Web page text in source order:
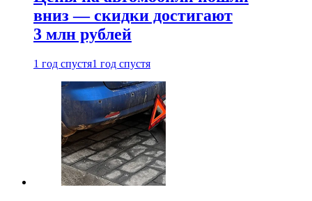
вниз — скидки достигают
3 млн рублей
1 год спустя1 год спустя